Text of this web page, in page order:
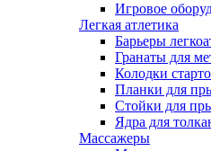
Игровое
Легкая атлетика
Барьеры
Гранаты для
Колодки
Планки для
Стойки для
Ядра для
Массажеры